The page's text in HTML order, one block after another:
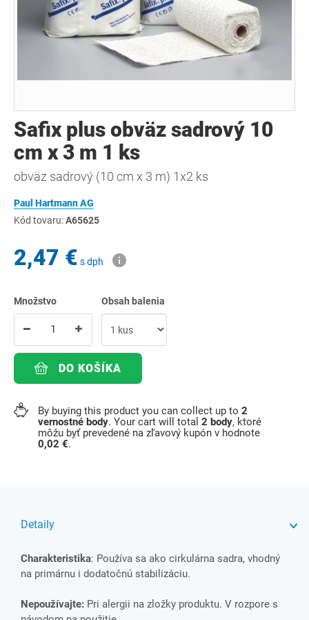
Safix plus obväz sadrový 10
cm x 3 m 1 ks
obväz sadrový (10 cm x 3 m) 1x2 ks
Paul Hartmann AG
Kód tovaru:A65625
2,47 € s dph
Množstvo Obsah balenia
DO KOŠÍKA
By buying this product you can collect up to 2
vernostné body. Your cart will total 2 body, ktoré
môžu byť prevedené na zľavový kupón v hodnote
0,02 €.
Detaily
Charakteristika: Používa sa ako cirkulárna sadra, vhodný
na primárnu i dodatočnú stabilizáciu.
Nepoužívajte: Pri alergii na zložky produktu. V rozpore s